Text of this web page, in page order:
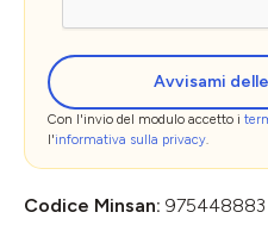
Avvisami
Con l'invio del modulo accetto i
l'informativa sulla privacy.
Codice Minsan: 975448883